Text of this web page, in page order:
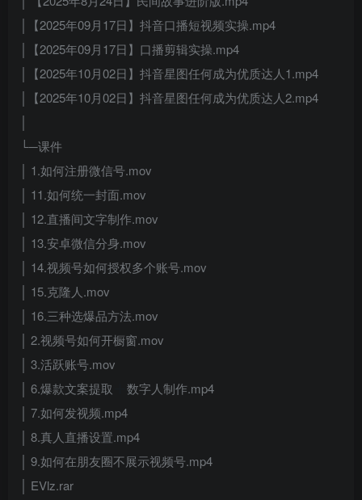
│【2025年09月17日】抖音口播短视频实操.mp4
│【2025年09月17日】口播剪辑实操.mp4
│【2025年10月02日】抖音星图任何成为优质达人1.mp4
│【2025年10月02日】抖音星图任何成为优质达人2.mp4
└─课件
│ 1.如何注册微信号.mov
│ 11.如何统一封面.mov
│ 12.直播间文字制作.mov
│ 13.安卓微信分身.mov
│ 14.视频号如何授权多个账号.mov
│ 15.克隆人.mov
│ 16.三种选爆品方法.mov
│ 2.视频号如何开橱窗.mov
│ 3.活跃账号.mov
│ 6.爆款文案提取
数字人制作.mp4
│ 7.如何发视频.mp4
│ 8.真人直播设置.mp4
│ 9.如何在朋友圈不展示视频号.mp4
│ EVlz.rar